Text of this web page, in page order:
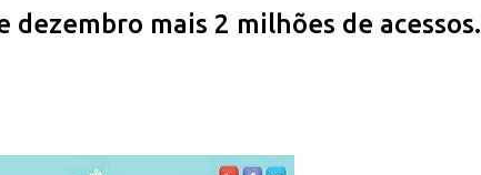
dezembro mais 2 milhões de acessos.